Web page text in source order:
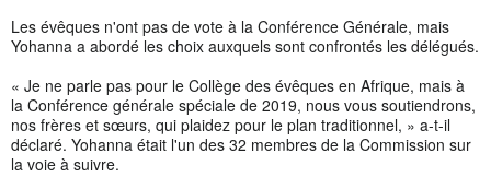
Les évêques n'ont pas de vote à la Conférence Générale, mais
Yohanna a abordé les choix auxquels sont confrontés les délégués.
« Je ne parle pas pour le Collège des évêques en Afrique, mais à
la Conférence générale spéciale de 2019, nous vous soutiendrons,
nos frères et sœurs, qui plaidez pour le plan traditionnel, » a-t-il
déclaré. Yohanna était l'un des 32 membres de la Commission sur
la voie à suivre.